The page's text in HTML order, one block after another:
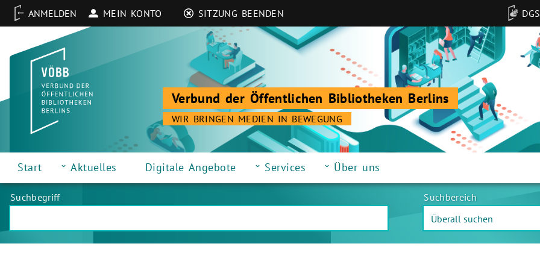
MEIN KONTO SITZUNG BEENDEN DGS
Verbund der Öffentlichen Bibliotheken Berlins
WIR BRINGEN MEDIEN IN BEWEGUNG
Start Aktuelles Digitale Angebote Services Über uns
Suchbegriff Suchbereich